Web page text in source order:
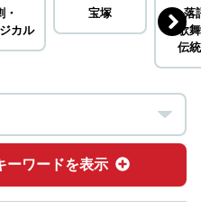
・
カル
宝塚
落
歌
伝
ーワードを表示